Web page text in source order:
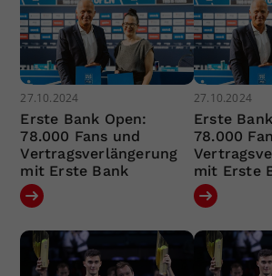
27.10.2024
Erste Bank Open:
78.000 Fans und
Vertragsverlängerung
mit Erste Bank
27.10.2024
Erste
78.000
mit Erste